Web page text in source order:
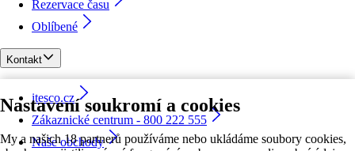
Nastavení soukromí a cookies
My a našich 18 partnerů používáme nebo ukládáme soubory cookies,
Rezervace času
Oblíbené
Kontakt
itesco.cz
Zákaznické centrum - 800 222 555
Naše obchody